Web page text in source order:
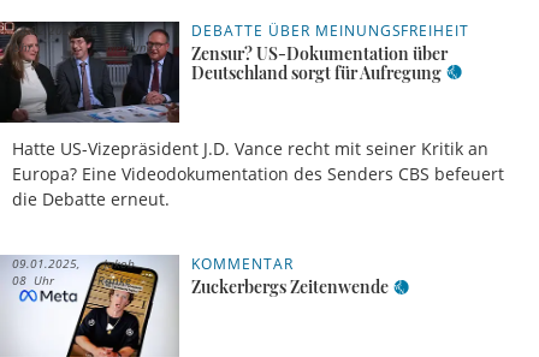
DEBATTE ÜBER MEINUNGSFREIHEIT
Zensur? US-Dokumentation über
Deutschland sorgt für Aufregung
Hatte US-Vizepräsident J.D. Vance recht mit seiner Kritik an
Europa? Eine Videodokumentation des Senders CBS befeuert
die Debatte erneut.
18.02.2025, 10
Uhr
Meldung
KOMMENTAR
Zuckerbergs Zeitenwende
09.01.2025,
08 Uhr
Jakob
Ranke